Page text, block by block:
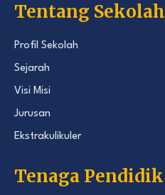
Tentang Sekolah
Profil Sekolah
Sejarah
Visi Misi
Jurusan
Ekstrakulikuler
Tenaga Pendidik